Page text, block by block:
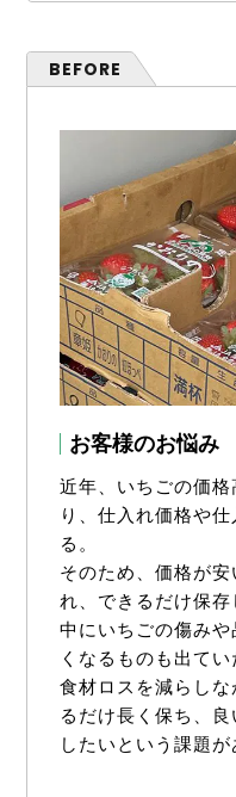
BEFORE
お客様のお悩み
近年、いちごの価
り、仕入れ価格や
る。
そのため、価格が
れ、できるだけ保
中にいちごの傷み
くなるものも出てい
食材ロスを減らし
るだけ長く保ち、
したいという課題が